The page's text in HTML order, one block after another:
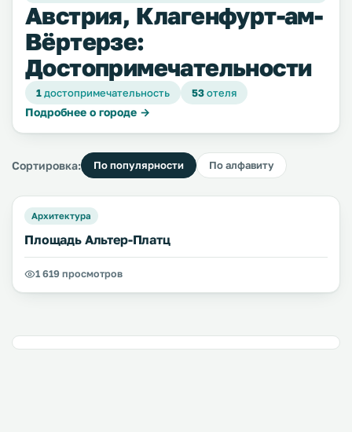
Австрия, Клагенфурт-ам-
Вёртерзе:
Достопримечательности
1достопримечательность 53отеля
Подробнее о городе →
Сортировка: По популярности По алфавиту
Архитектура
Площадь Альтер-Платц
1 619 просмотров